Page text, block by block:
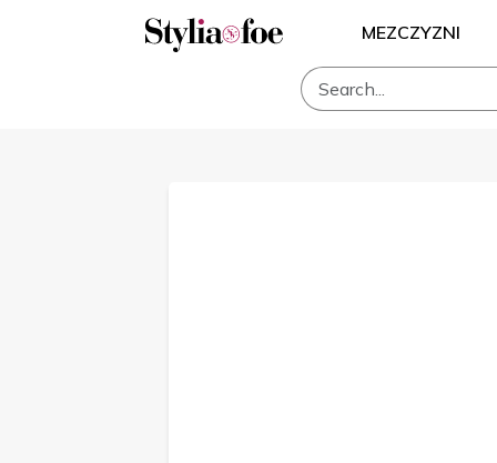
MEZCZYZNI